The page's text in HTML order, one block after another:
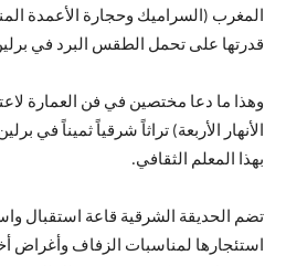
المغرب (السراميك وحجارة الأعمدة
قدرتها على تحمل الطقس البرد في
وهذا ما دعا مختصين في فن العمارة
الأنهار الأربعة) تراثاً شرقياً ثميناً في
بهذا المعلم الثقافي.
تضم الحديقة الشرقية قاعة استقبال
استئجارها لمناسبات الزفاف وأغراض